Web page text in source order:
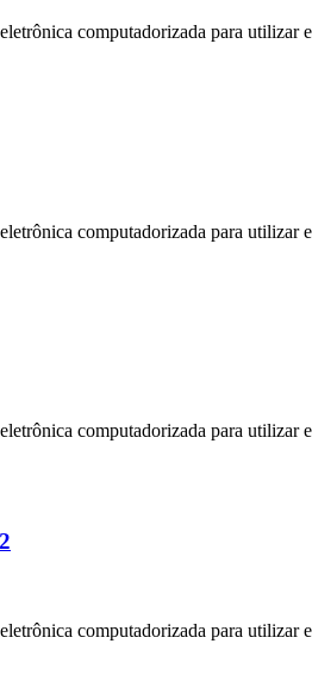
computadorizada para utilizar
computadorizada para utilizar
computadorizada para utilizar
computadorizada para utilizar